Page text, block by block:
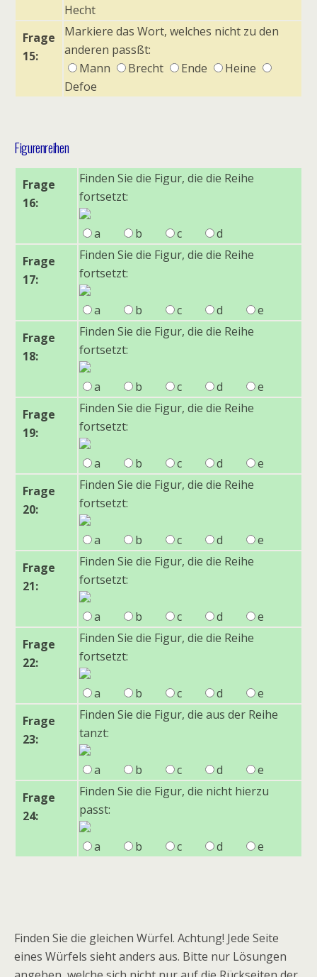
Hecht
Frage
15:
Markiere das Wort, welches nicht zu den
anderen passßt:
Mann
Brecht Ende
Heine
Defoe
Figurenreihen
Frage
16:
Finden Sie die Figur, die die Reihe
fortsetzt:
a b c
d
Frage
17:
Finden Sie die Figur, die die Reihe
fortsetzt:
a b c d
e
Frage
18:
Finden Sie die Figur, die die Reihe
fortsetzt:
a b c d
e
Frage
19:
Finden Sie die Figur, die die Reihe
fortsetzt:
a b c d
e
Frage
20:
Finden Sie die Figur, die die Reihe
fortsetzt:
a b c d
e
Frage
21:
Finden Sie die Figur, die die Reihe
fortsetzt:
a b c d
e
Frage
22:
Finden Sie die Figur, die die Reihe
fortsetzt:
a b c d
e
Frage
23:
Finden Sie die Figur, die aus der Reihe
tanzt:
a b c d
e
Frage
24:
Finden Sie die Figur, die nicht hierzu
passt:
a b c d e
Finden Sie die gleichen Würfel. Achtung! Jede Seite
eines Würfels sieht anders aus. Bitte nur Lösungen